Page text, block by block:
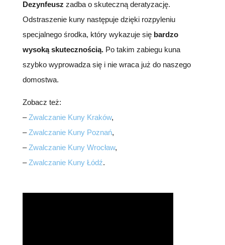
Dezynfeusz zadba o skuteczną deratyzację.
Odstraszenie kuny następuje dzięki rozpyleniu
specjalnego środka, który wykazuje się bardzo
wysoką skutecznością.Po takim zabiegu kuna
szybko wyprowadza się i nie wraca już do naszego
domostwa.
Zobacz też:
–Zwalczanie Kuny Kraków,
–Zwalczanie Kuny Poznań,
–Zwalczanie Kuny Wrocław,
–Zwalczanie Kuny Łódź.